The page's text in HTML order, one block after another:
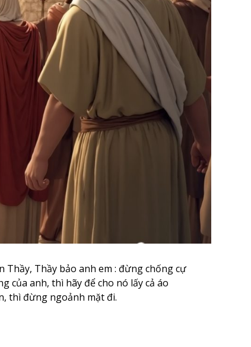
Thầy, Thầy bảo anh em : đừng chống cự
của anh, thì hãy để cho nó lấy cả áo
thì đừng ngoảnh mặt đi.